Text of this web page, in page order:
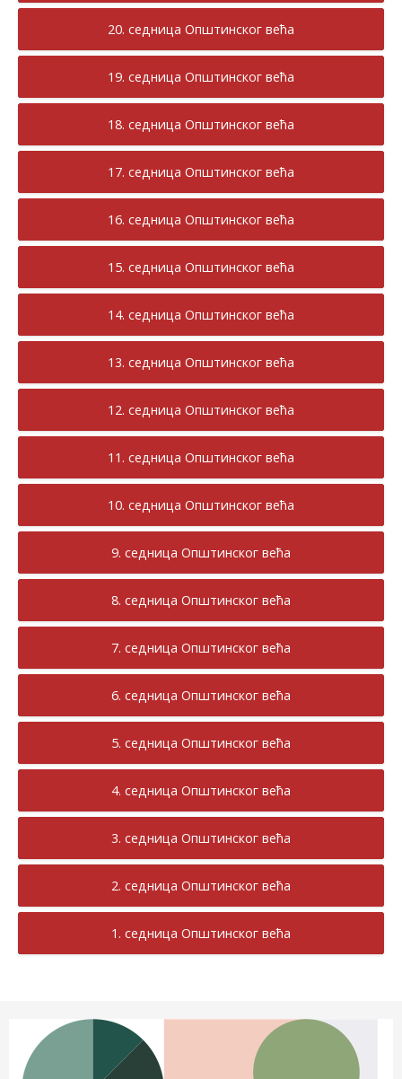
20. седница Општинског већа
19. седница Општинског већа
18. седница Општинског већа
17. седница Општинског већа
16. седница Општинског већа
15. седница Општинског већа
14. седница Општинског већа
13. седница Општинског већа
12. седница Општинског већа
11. седница Општинског већа
10. седница Општинског већа
9. седница Општинског већа
8. седница Општинског већа
7. седница Општинског већа
6. седница Општинског већа
5. седница Општинског већа
4. седница Општинског већа
3. седница Општинског већа
2. седница Општинског већа
1. седница Општинског већа